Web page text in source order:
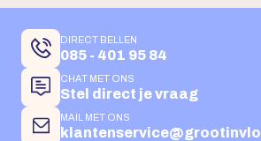
DIRECT BELLEN
085 - 401 95 84
CHAT MET ONS
Stel direct je vraag
MAIL MET ONS